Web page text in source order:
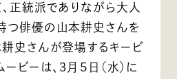
正統派でありながら大人
つ俳優の山本耕史さんを
耕史さんが登場するキービ
ービーは、3月５日（水）に